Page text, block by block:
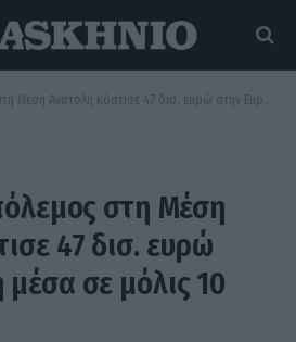
κόστισε 47 δισ. ευρώ στην Ευρώπη μέσα σε μόλις 10 ημέρες
στη Μέση
47 δισ. ευρώ
σε μόλις 10